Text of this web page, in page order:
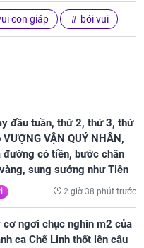
con giáp bói vui
đầu tuần, thứ 2, thứ 3, thứ
VẬN QUÝ NHÂN,
đường có tiền, bước chân
sung sướng như Tiên
2 giờ 38 phút trước
cơ ngơi chục nghìn m2 của
ca Chế Linh thốt lên câu